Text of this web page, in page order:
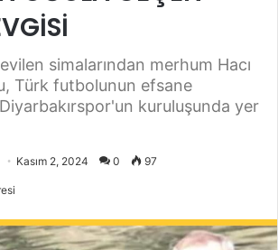
simalarından merhum Hacı
Türk futbolunun efsane
kuruluşunda yer
Kasım 2, 2024 0 97